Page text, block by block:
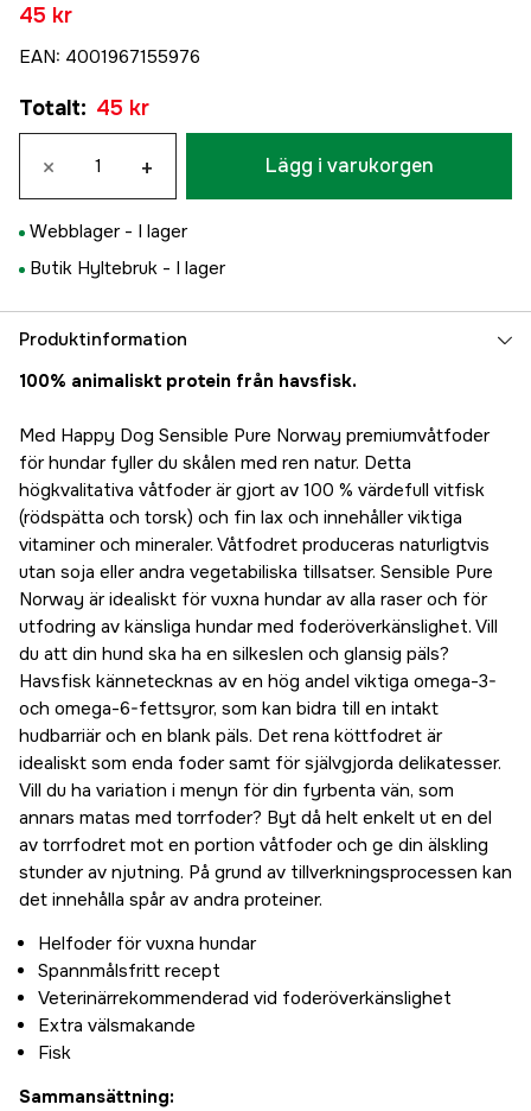
45 kr
EAN: 4001967155976
Totalt: 45 kr
× + Lägg i varukorgen
Webblager - I lager
Butik Hyltebruk - I lager
Produktinformation
100% animaliskt protein från havsfisk.
Med Happy Dog Sensible Pure Norway premiumvåtfoder
för hundar fyller du skålen med ren natur. Detta
högkvalitativa våtfoder är gjort av 100 % värdefull vitfisk
(rödspätta och torsk) och fin lax och innehåller viktiga
vitaminer och mineraler. Våtfodret produceras naturligtvis
utan soja eller andra vegetabiliska tillsatser. Sensible Pure
Norway är idealiskt för vuxna hundar av alla raser och för
utfodring av känsliga hundar med foderöverkänslighet. Vill
du att din hund ska ha en silkeslen och glansig päls?
Havsfisk kännetecknas av en hög andel viktiga omega-3-
och omega-6-fettsyror, som kan bidra till en intakt
hudbarriär och en blank päls. Det rena köttfodret är
idealiskt som enda foder samt för självgjorda delikatesser.
Vill du ha variation i menyn för din fyrbenta vän, som
annars matas med torrfoder? Byt då helt enkelt ut en del
av torrfodret mot en portion våtfoder och ge din älskling
stunder av njutning. På grund av tillverkningsprocessen kan
det innehålla spår av andra proteiner.
Helfoder för vuxna hundar
Spannmålsfritt recept
Veterinärrekommenderad vid foderöverkänslighet
Extra välsmakande
Fisk
Sammansättning: